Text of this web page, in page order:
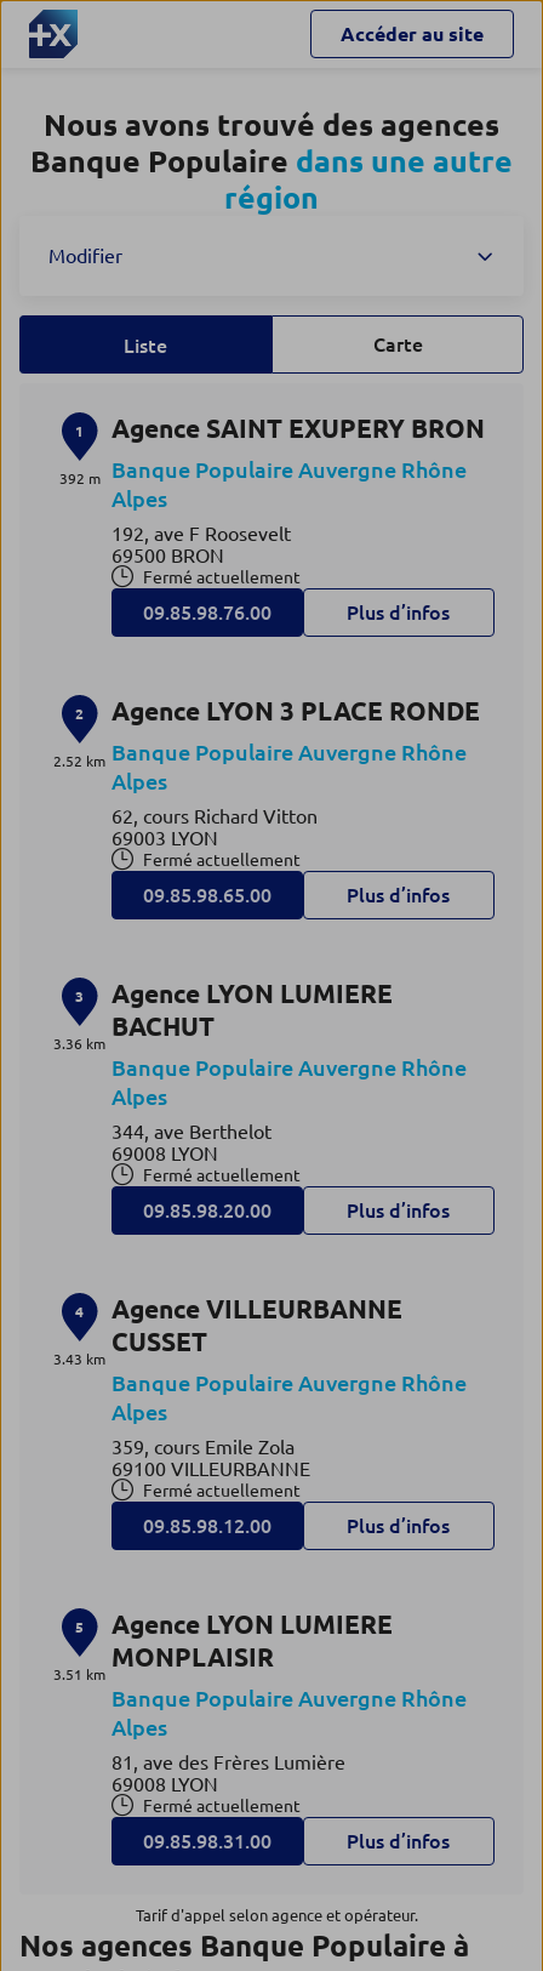
Accéder au site
Nous avons trouvé des agences
Banque Populaire dans une autre
région
Modifier
Liste Carte
1
392 m
Agence SAINT EXUPERY BRON
Banque Populaire Auvergne Rhône
Alpes
192, ave F Roosevelt
69500 BRON
Fermé actuellement
09.85.98.76.00 Plus d’infos
2
2.52 km
Agence LYON 3 PLACE RONDE
Banque Populaire Auvergne Rhône
Alpes
62, cours Richard Vitton
69003 LYON
Fermé actuellement
09.85.98.65.00 Plus d’infos
3
3.36 km
Agence LYON LUMIERE
BACHUT
Banque Populaire Auvergne Rhône
Alpes
344, ave Berthelot
69008 LYON
Fermé actuellement
09.85.98.20.00 Plus d’infos
4
3.43 km
Agence VILLEURBANNE
CUSSET
Banque Populaire Auvergne Rhône
Alpes
359, cours Emile Zola
69100 VILLEURBANNE
Fermé actuellement
09.85.98.12.00 Plus d’infos
5
3.51 km
Agence LYON LUMIERE
MONPLAISIR
Banque Populaire Auvergne Rhône
Alpes
81, ave des Frères Lumière
69008 LYON
Fermé actuellement
09.85.98.31.00 Plus d’infos
Tarif d'appel selon agence et opérateur.
Nos agences Banque Populaire à